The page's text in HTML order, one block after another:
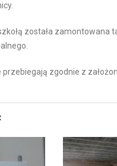
została
przebiegają zgodnie z